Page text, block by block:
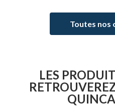
Toutes nos
LES